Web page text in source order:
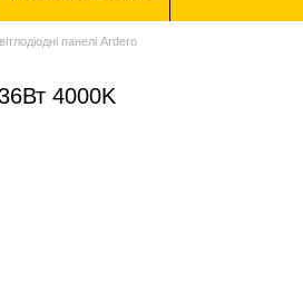
панелі Ardero
4000K